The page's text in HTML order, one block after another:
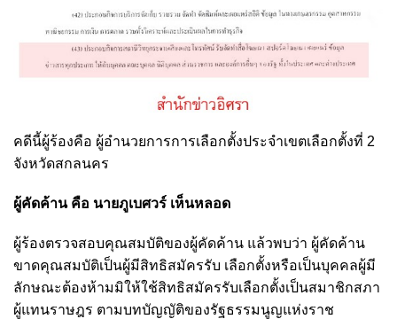
คดีนี้ผู้ร้องคือ ผู้อํานวยการการเลือกตั้งประจําเขตเลือกตั้งที่ 2
จังหวัดสกลนคร
ผู้คัดค้าน คือ นายภูเบศวร์ เห็นหลอด
ผู้ร้องตรวจสอบคุณสมบัติของผู้คัดค้าน แล้วพบว่า ผู้คัดค้าน
ขาดคุณสมบัติเป็นผู้มีสิทธิสมัครรับ เลือกตั้งหรือเป็นบุคคลผู้มี
ลักษณะต้องห้ามมิให้ใช้สิทธิสมัครรับเลือกตั้งเป็นสมาชิกสภา
ผู้แทนราษฎร ตามบทบัญญัติของรัฐธรรมนูญแห่งราช